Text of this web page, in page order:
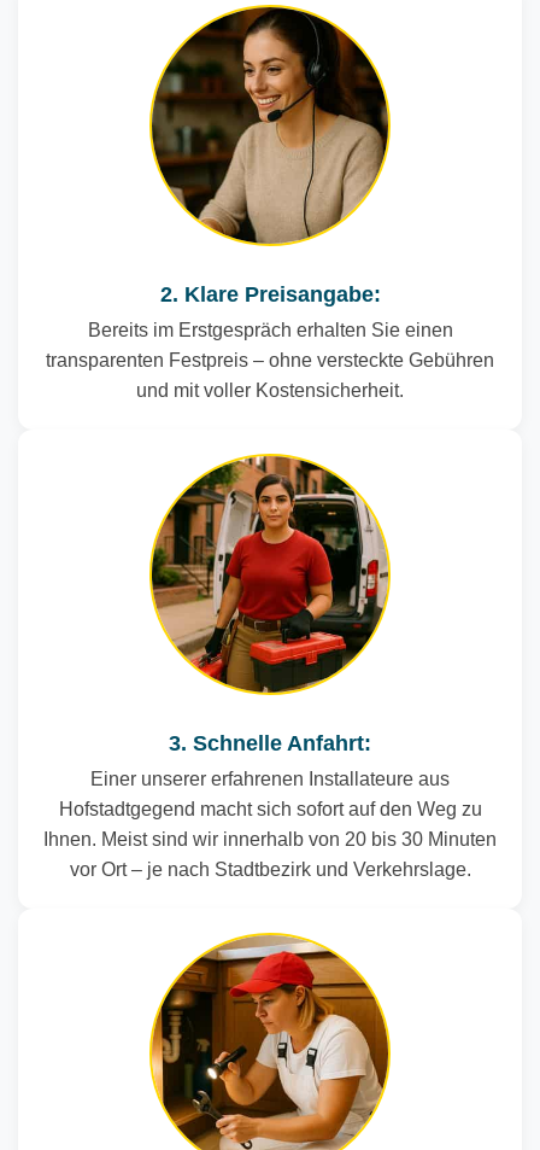
2. Klare Preisangabe:
Bereits im Erstgespräch erhalten Sie einen
transparenten Festpreis – ohne versteckte Gebühren
und mit voller Kostensicherheit.
3. Schnelle Anfahrt:
Einer unserer erfahrenen Installateure aus
Hofstadtgegend macht sich sofort auf den Weg zu
Ihnen. Meist sind wir innerhalb von 20 bis 30 Minuten
vor Ort – je nach Stadtbezirk und Verkehrslage.